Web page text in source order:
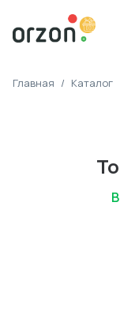
Главная / Каталог